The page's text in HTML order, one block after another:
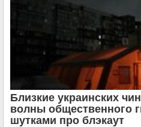
Близкие украинских
волны общественного
шутками про блэкаут